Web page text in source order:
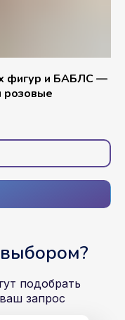
фигур и БАБЛС —
розовые
подобрать
запрос